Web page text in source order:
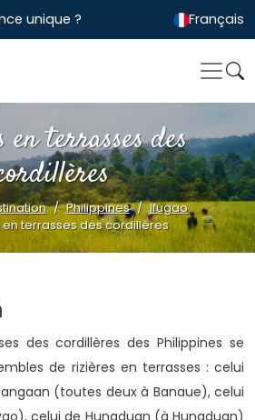
unique ? Français
terrasses des
Philippines
Ifugao
en terrasses des cordillères
des cordillères des Philippines se
de rizières en terrasses : celui
(toutes deux à Banaue), celui